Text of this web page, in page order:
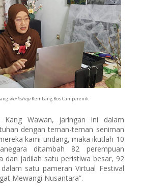
workshop Kembang Ros Camperenik
Kang Wawan, jaringan ini dalam
dengan teman-teman seniman
kami undang, maka ikutlah 10
ditambah 82 perempuan
dan jadilah satu peristiwa besar, 92
satu pameran Virtual Festival
Mewangi Nusantara”.